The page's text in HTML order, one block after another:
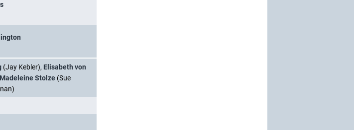
(Jay Kebler), Elisabeth von
Madeleine Stolze (Sue